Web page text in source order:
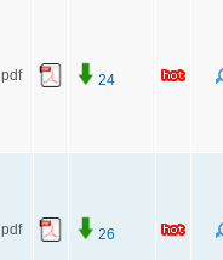
pdf 24
pdf 26